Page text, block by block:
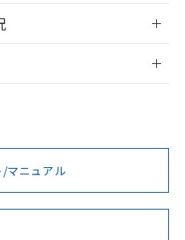
/会員登録
だく前に、以下を必ずお読
マニュアル
タル酸エステル類４
完了までの期間は出
することから備考
りました。